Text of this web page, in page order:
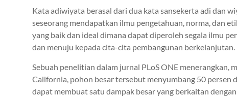
Kata adiwiyata berasal dari dua kata sansekerta adi dan
seseorang mendapatkan ilmu pengetahuan, norma, dan
yang baik dan ideal dimana dapat diperoleh segala ilmu
dan menuju kepada cita-cita pembangunan berkelanjutan.
Sebuah penelitian dalam jurnal PLoS ONE
California, pohon besar tersebut menyumbang 50
dapat membuat satu dampak besar yang berkaitan